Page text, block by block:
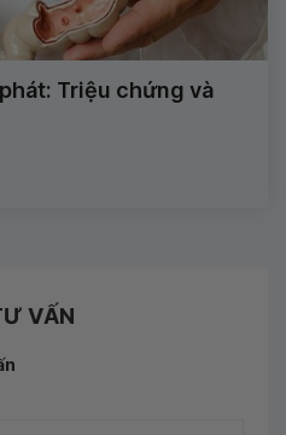
Triệu chứng và
VẤN